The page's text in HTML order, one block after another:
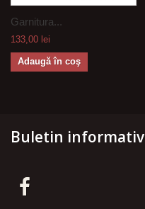
Garnitura...
133,00 lei
Adaugă în coş
Buletin informativ